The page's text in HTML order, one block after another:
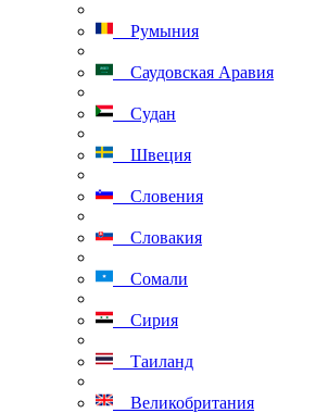
Румыния
Саудовская Аравия
Судан
Швеция
Словения
Словакия
Сомали
Сирия
Таиланд
Великобритания